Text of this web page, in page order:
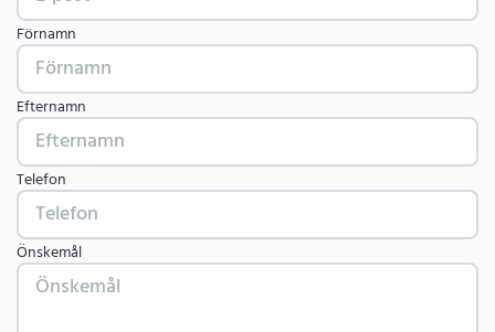
Förnamn
Efternamn
Telefon
Önskemål